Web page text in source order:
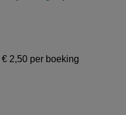
€ 2,50 per boeking